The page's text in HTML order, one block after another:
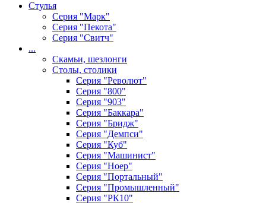
Стулья
Серия "Марк"
Серия "Пекота"
Серия "Свитч"
...
Скамьи, шезлонги
Столы, столики
Серия "Револют"
Серия "800"
Серия "903"
Серия "Баккара"
Серия "Бридж"
Серия "Демпси"
Серия "Куб"
Серия "Машинист"
Серия "Ноер"
Серия "Портальный"
Серия "Промышленный"
Серия "РК10"